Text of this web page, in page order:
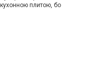
плитою, бо